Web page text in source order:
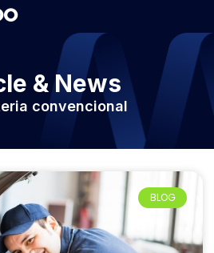
& News
convencional
BLOG